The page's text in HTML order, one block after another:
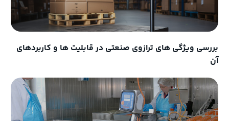
بررسی ویژگی های ترازوی صنعتی در قابلیت ها و کاربردهای
آن